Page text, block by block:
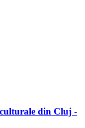
din Cluj -